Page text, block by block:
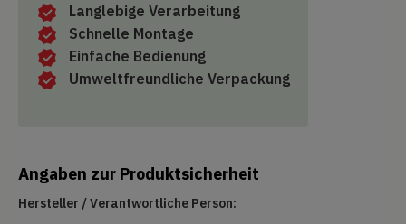
Langlebige Verarbeitung
Schnelle Montage
Einfache Bedienung
Umweltfreundliche Verpackung
Angaben zur Produktsicherheit
Hersteller / Verantwortliche Person: